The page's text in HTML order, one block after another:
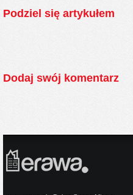
Podziel się artykułem
Dodaj swój komentarz